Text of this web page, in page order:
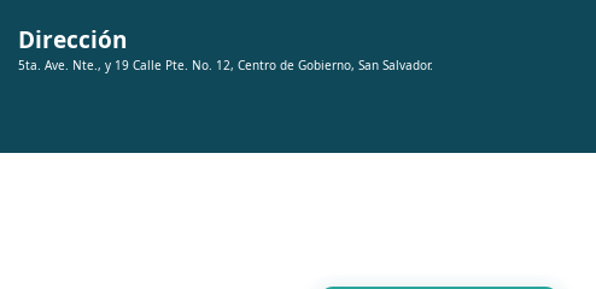
Dirección
5ta. Ave. Nte., y 19 Calle Pte. No. 12, Centro de Gobierno, San Salvador.